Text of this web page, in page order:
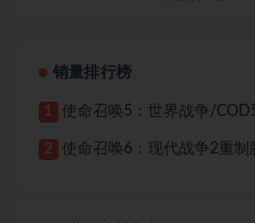
销量排行榜
1 使命召唤5：世界战争/
2 使命召唤6：现代战争2重